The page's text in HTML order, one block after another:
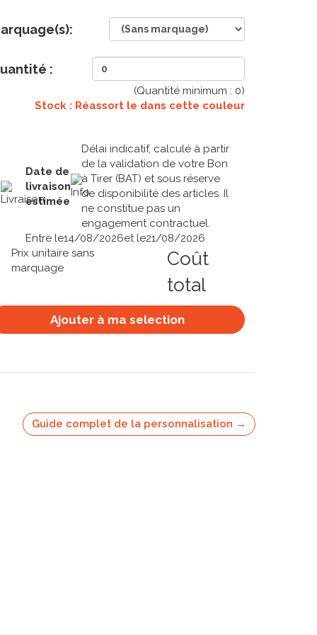
:
(Quantité minimum : 0)
Stock : Réassort le dans cette couleur
Date de
livraison
estimée
Délai indicatif, calculé à partir
de la validation de votre Bon
à Tirer (BAT) et sous réserve
de disponibilité des articles. Il
ne constitue pas un
engagement contractuel.
Entre le14/08/2026et le21/08/2026
Prix unitaire sans
marquage
Coût
total
Ajouter à ma selection
Guide complet de la personnalisation →